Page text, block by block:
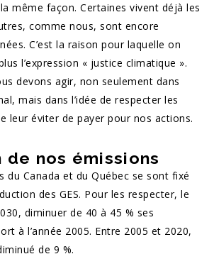
même façon. Certaines vivent déjà les
comme nous, sont encore
C’est la raison pour laquelle on
l’expression « justice climatique ».
devons agir, non seulement dans
mais dans l’idée de respecter les
leur éviter de payer pour nos actions.
de nos émissions
du Canada et du Québec se sont fixé
des GES. Pour les respecter, le
diminuer de 40 à 45 % ses
à l’année 2005. Entre 2005 et 2020,
de 9 %.